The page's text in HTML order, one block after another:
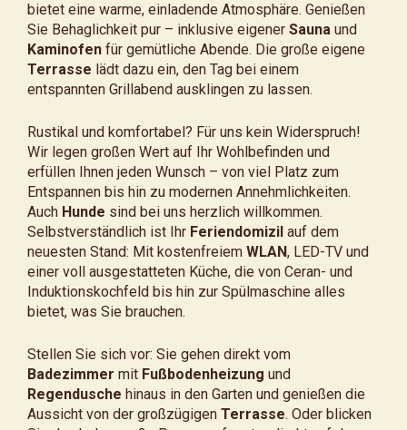
bietet eine warme, einladende Atmosphäre. Genießen
Sie Behaglichkeit pur – inklusive eigener Sauna und
Kaminofen für gemütliche Abende. Die große eigene
Terrasse lädt dazu ein, den Tag bei einem
entspannten Grillabend ausklingen zu lassen.
Rustikal und komfortabel? Für uns kein Widerspruch!
Wir legen großen Wert auf Ihr Wohlbefinden und
erfüllen Ihnen jeden Wunsch – von viel Platz zum
Entspannen bis hin zu modernen Annehmlichkeiten.
Auch Hunde sind bei uns herzlich willkommen.
Selbstverständlich ist Ihr Feriendomizil auf dem
neuesten Stand: Mit kostenfreiem WLAN, LED-TV und
einer voll ausgestatteten Küche, die von Ceran- und
Induktionskochfeld bis hin zur Spülmaschine alles
bietet, was Sie brauchen.
Stellen Sie sich vor: Sie gehen direkt vom
Badezimmer mit Fußbodenheizung und
Regendusche hinaus in den Garten und genießen die
Aussicht von der großzügigen Terrasse. Oder blicken